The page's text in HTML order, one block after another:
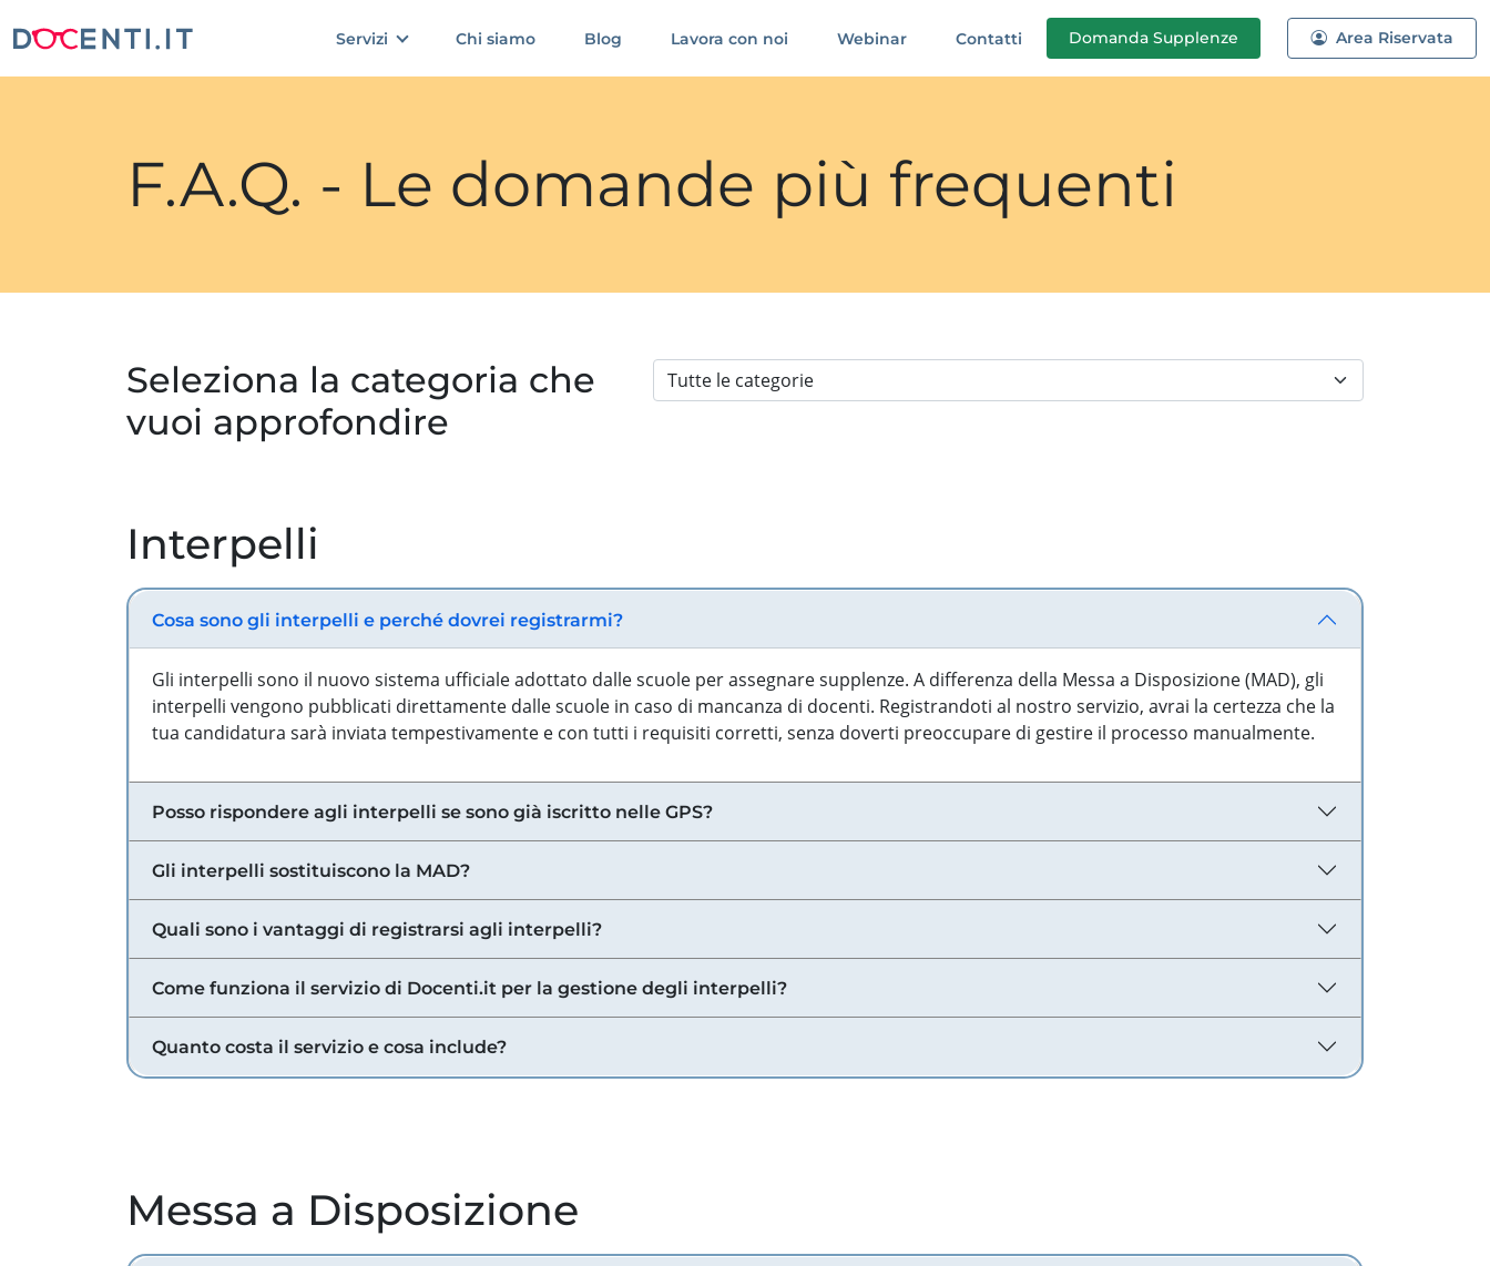
Servizi Chi siamo Blog Lavora con noi Webinar Contatti Domanda Supplenze Area Riservata
F.A.Q. - Le domande più frequenti
Seleziona la categoria che
vuoi approfondire
Interpelli
Cosa sono gli interpelli e perché dovrei registrarmi?
Gli interpelli sono il nuovo sistema ufficiale adottato dalle scuole per assegnare supplenze. A differenza della Messa a Disposizione (MAD), gli
interpelli vengono pubblicati direttamente dalle scuole in caso di mancanza di docenti. Registrandoti al nostro servizio, avrai la certezza che la
tua candidatura sarà inviata tempestivamente e con tutti i requisiti corretti, senza doverti preoccupare di gestire il processo manualmente.
Posso rispondere agli interpelli se sono già iscritto nelle GPS?
Gli interpelli sostituiscono la MAD?
Quali sono i vantaggi di registrarsi agli interpelli?
Come funziona il servizio di Docenti.it per la gestione degli interpelli?
Quanto costa il servizio e cosa include?
Messa a Disposizione